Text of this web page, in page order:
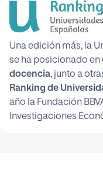
Una edición más, la
se ha posicionado en
docencia, junto a
Ranking de
año la Fundación
Investigaciones